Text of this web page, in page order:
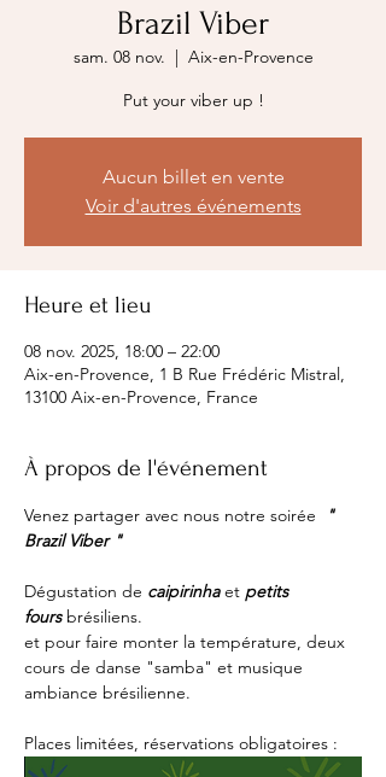
Brazil Viber
sam. 08 nov.
  |
Aix-en-Provence
Put your viber up !
Aucun billet en vente
Voir d'autres événements
Heure et lieu
08 nov. 2025, 18:00 – 22:00
Aix-en-Provence, 1 B Rue Frédéric Mistral,
13100 Aix-en-Provence, France
À propos de l'événement
Venez partager avec nous notre soirée
"
Brazil Viber "
Dégustation de caipirinha et petits
fours brésiliens.
et pour faire monter la température, deux
cours de danse "samba" et musique
ambiance brésilienne.
Places limitées, réservations obligatoires :